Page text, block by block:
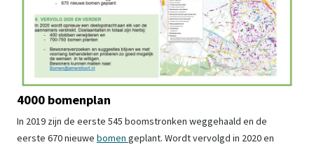
4000 bomenplan
In 2019 zijn de eerste 545 boomstronken weggehaald en de
eerste 670 nieuwe bomen geplant. Wordt vervolgd in 2020 en